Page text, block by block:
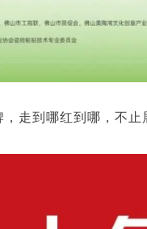
，走到哪红到哪，不